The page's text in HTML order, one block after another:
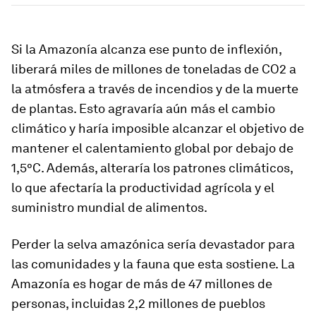
Si la Amazonía alcanza ese punto de inflexión,
liberará miles de millones de toneladas de CO2 a
la atmósfera a través de incendios y de la muerte
de plantas. Esto agravaría aún más el cambio
climático y haría imposible alcanzar el objetivo de
mantener el calentamiento global por debajo de
1,5°C. Además, alteraría los patrones climáticos,
lo que afectaría la productividad agrícola y el
suministro mundial de alimentos.
Perder la selva amazónica sería devastador para
las comunidades y la fauna que esta sostiene. La
Amazonía es hogar de más de 47 millones de
personas, incluidas 2,2 millones de pueblos